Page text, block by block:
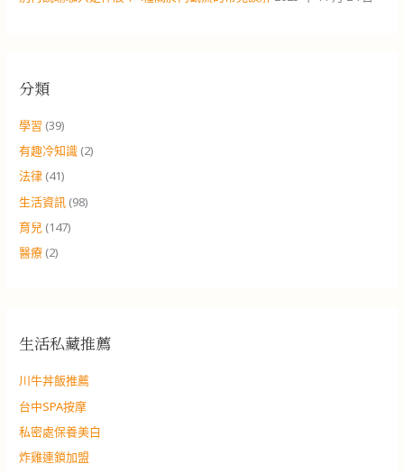
分類
學習 (39)
有趣冷知識 (2)
法律 (41)
生活資訊 (98)
育兒 (147)
醫療 (2)
生活私藏推薦
川牛丼飯推薦
台中SPA按摩
私密處保養美白
炸雞連鎖加盟